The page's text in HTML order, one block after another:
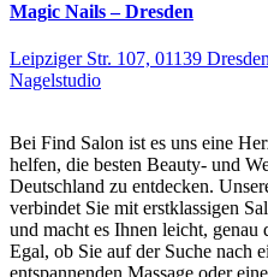
Magic Nails – Dresden
Leipziger Str. 107, 01139
Nagelstudio
Bei Find Salon ist es uns eine
helfen, die besten Beauty- und
Deutschland zu entdecken.
verbindet Sie mit erstklassigen
und macht es Ihnen leicht, genau
Egal, ob Sie auf der Suche nach
entspannenden Massage oder